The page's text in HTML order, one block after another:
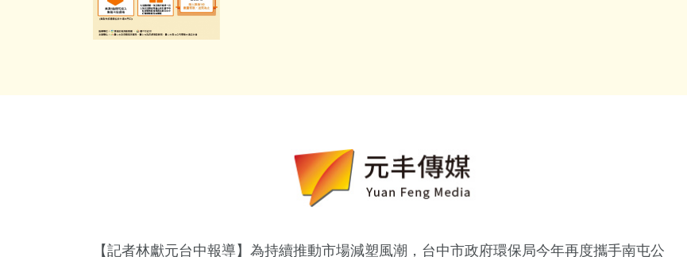
【記者林獻元台中報導】為持續推動市場減塑風潮，台中市政府環保局今年再度攜手南屯公